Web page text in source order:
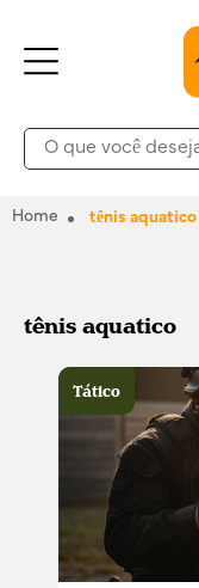
Home tênis aquatico
tênis aquatico
Tático